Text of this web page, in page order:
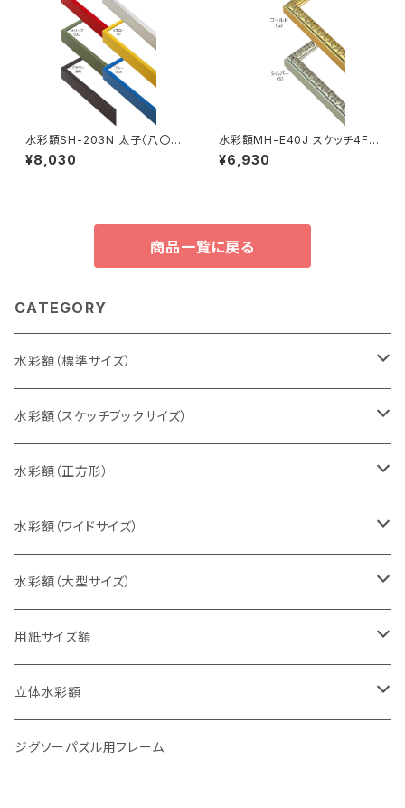
水彩額SH-203N 太子（八〇）
判 287×378ミリ
¥8,030
水彩額MH-E40J スケッチ4F
352×443ミリ
¥6,930
商品一覧に戻る
CATEGORY
水彩額（標準サイズ）
インチ判（203×254ミリ）
八切判（242×303ミリ）
太子判（288×379ミリ）
四切判（348×424ミリ）
大衣判（394×509ミリ）
半切判（424×545ミリ）
三三判（455×606ミリ）
水彩額（スケッチブックサイズ）
スケッチ4Ｆ（352×443ミリ）
スケッチ6Ｆ（458×550ミリ）
スケッチ8Ｆ（520×595ミリ）
スケッチ10Ｆ（595×670ミリ）
水彩額（正方形）
10cm正方形（100×100ミリ）
15cm正方形（150×150ミリ）
20cm正方形（200×200ミリ）
25cm正方形（250×250ミリ）
30cm正方形（300×300ミリ）
水彩額（ワイドサイズ）
15×30cm
20×40cm
25×50cm
30×60cm
水彩額（大型サイズ）
大判（660×850ミリ）
MO判（693×893ミリ）
特全判（780×1050ミリ）
用紙サイズ額
B5判（182×257ミリ）
A4判（210×297ミリ）
立体水彩額
インチ判（203×254ミリ）
ジグソーパズル用フレーム